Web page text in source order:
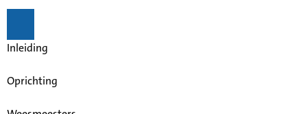
Inleiding
Oprichting